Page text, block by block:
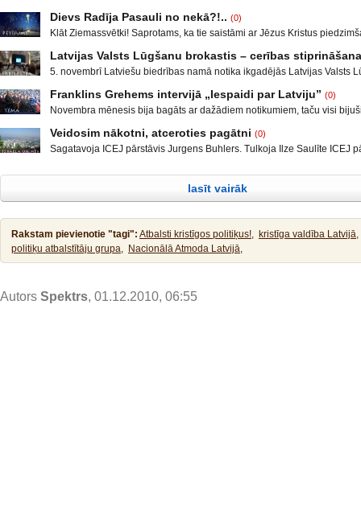
Jāni Reiniku un Dārtu Osi (Audio-foto) Audiointervija_
Darta_un_Janis_BRINUMI_Spektrs.com
Dievs Radīja Pasauli no nekā?!.. (0)
Klāt Ziemassvētki! Saprotams, ka tie saistāmi ar Jēzus Kristus
manai dzimšanai, tad jāsaka, protams, ka Tu esi svarīgs, jo tas, Kurš
silītē dus un Lieldienās mirst Golgātā pie krusta, tikai Tevis un arī
Latvijas Valsts Lūgšanu brokastis – cerības
5. novembrī Latviešu biedrības namā notika ikgadējās Latvijas Valsts
piedalījās Valsts prezidents un Ministru prezidents, eksprezidents
deputāti un pašvaldību vadītāji, kultūras un uzņēmējdarbības
vidū šogad ir bijis arī pasaulē pazīstamais evaņģēlists un vairāku
organizāciju dibinātājs Franklins Grehems, kurš
Franklins Grehems intervijā „Iespaidi par Latviju” (0)
Novembra mēnesis bija bagāts ar dažādiem notikumiem, taču visi
Grehemu. Evaņģelizācijas pasākuma galvenais viesis Latvijā
festivālā, bet arī apmeklēja Lūgšanas Brokastis, tikās ar Latvijas
Brokastīs ieradās arī Cerības Festivāla
Veidosim nākotni, atceroties pagātni (0)
Sagatavoja ICEJ pārstāvis Jurgens Buhlers. Tulkoja Ilze Saulīte ICEJ
vārdi lasāmi Holokausta piemiņas muzejā „Jad Vašem” Izraēlā. Mūsu
pagātne var iemācīt mums daudz par to, kā veidot labāku nākotni.
stundu.
lasīt vairāk
Rakstam pievienotie "tagi": Atbalsti kristīgos politiķus!, kristīga valdība Latvijā,
politiķu atbalstītāju grupa, Nacionālā Atmoda Latvijā,
Autors Spektrs, 01.12.2010, 06:55